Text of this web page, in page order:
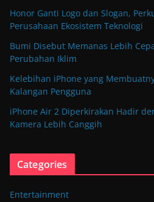
Honor Ganti Logo dan Slogan,
Perusahaan Ekosistem Teknologi
Bumi Disebut Memanas Lebih
Perubahan Iklim
Kelebihan iPhone yang
Kalangan Pengguna
iPhone Air 2 Diperkirakan Hadir
Kamera Lebih Canggih
Categories
Entertainment